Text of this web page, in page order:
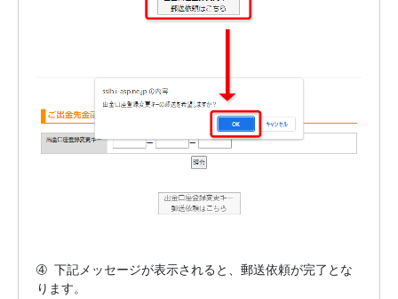
➃ 下記メッセージが表示されると、郵送依頼が完了とな
ります。